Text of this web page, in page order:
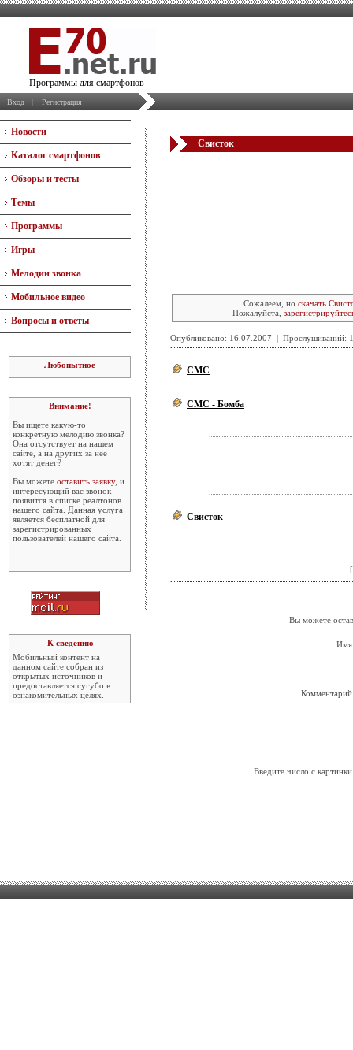
Программы для смартфонов
Вход | Регистрация
Новости
Каталог смартфонов
Обзоры и тесты
Темы
Программы
Игры
Мелодии звонка
Мобильное видео
Вопросы и ответы
Любопытное
Внимание!
Вы ищете какую-то
конкретную мелодию звонка?
Она отсутствует на нашем
сайте, а на других за неё
хотят денег?
Вы можете оставить заявку, и
интересующий вас звонок
появится в списке реалтонов
нашего сайта. Данная услуга
является бесплатной для
зарегистрированных
пользователей нашего сайта.
К сведению
Мобильный контент на
данном сайте собран из
открытых источников и
предоставляется сугубо в
ознакомительных целях.
Свисток
Сожалеем, но скачать
Пожалуйста,
Опубликовано: 16.07.2007 |
СМС
СМС - Бомба
Свисток
[
Вы можете
Введите число с